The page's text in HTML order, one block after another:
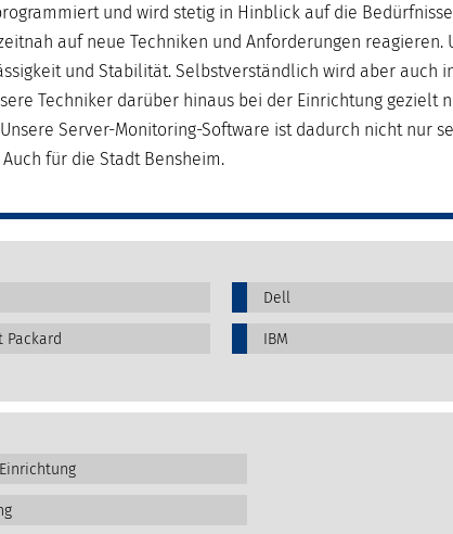
und wird stetig in Hinblick auf die
auf neue Techniken und Anforderungen reagieren.
und Stabilität. Selbstverständlich wird aber auch
Techniker darüber hinaus bei der Einrichtung gezielt
Server-Monitoring-Software ist dadurch nicht nur
für die Stadt Bensheim.
Dell
Packard IBM